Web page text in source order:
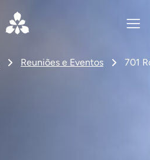
Reuniões e Eventos 701